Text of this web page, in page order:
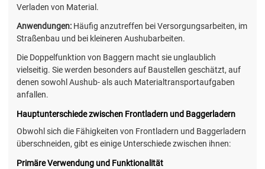
Verladen von Material.
Anwendungen: Häufig anzutreffen bei Versorgungsarbeiten, im
Straßenbau und bei kleineren Aushubarbeiten.
Die Doppelfunktion von Baggern macht sie unglaublich
vielseitig. Sie werden besonders auf Baustellen geschätzt, auf
denen sowohl Aushub- als auch Materialtransportaufgaben
anfallen.
Hauptunterschiede zwischen Frontladern und Baggerladern
Obwohl sich die Fähigkeiten von Frontladern und Baggerladern
überschneiden, gibt es einige Unterschiede zwischen ihnen:
Primäre Verwendung und Funktionalität